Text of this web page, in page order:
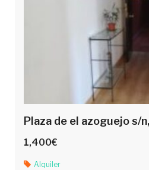
Plaza de el azoguejo s/
1,400€
Alquiler